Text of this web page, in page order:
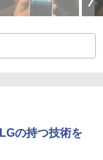
の持つ技術を